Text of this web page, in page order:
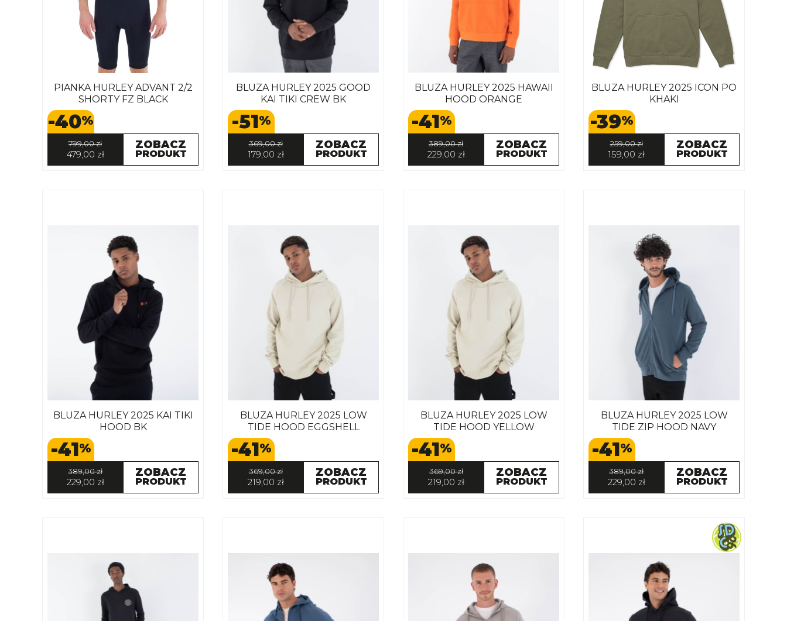
PIANKA HURLEY ADVANT 2/2
SHORTY FZ BLACK
-40%
799,00 zł
479,00 zł
ZOBACZ
PRODUKT
BLUZA HURLEY 2025 GOOD
KAI TIKI CREW BK
-51%
369,00 zł
179,00 zł
ZOBACZ
PRODUKT
BLUZA HURLEY 2025 HAWAII
HOOD ORANGE
-41%
389,00 zł
229,00 zł
ZOBACZ
PRODUKT
BLUZA HURLEY 2025 ICON PO
KHAKI
-39%
259,00 zł
159,00 zł
ZOBACZ
PRODUKT
BLUZA HURLEY 2025 KAI TIKI
HOOD BK
-41%
389,00 zł
229,00 zł
ZOBACZ
PRODUKT
BLUZA HURLEY 2025 LOW
TIDE HOOD EGGSHELL
-41%
369,00 zł
219,00 zł
ZOBACZ
PRODUKT
BLUZA HURLEY 2025 LOW
TIDE HOOD YELLOW
-41%
369,00 zł
219,00 zł
ZOBACZ
PRODUKT
BLUZA HURLEY 2025 LOW
TIDE ZIP HOOD NAVY
-41%
389,00 zł
229,00 zł
ZOBACZ
PRODUKT